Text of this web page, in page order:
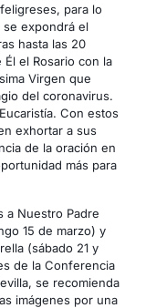
para lo
se expondrá el
hasta las 20
el Rosario con la
Virgen que
del coronavirus.
Con estos
exhortar a sus
de la oración en
más para
a Nuestro Padre
15 de marzo) y
(sábado 21 y
de la Conferencia
se recomienda
imágenes por una